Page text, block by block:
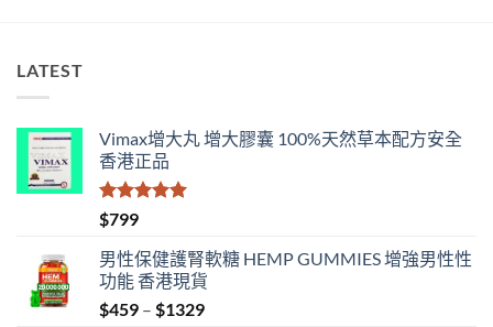
LATEST
Vimax增大丸 增大膠囊 100%天然草本配方安全
香港正品
評分
滿分 5
$799
男性保健護腎軟糖 HEMP GUMMIES 增強男性性
功能 香港現貨
$459 – $1329Price